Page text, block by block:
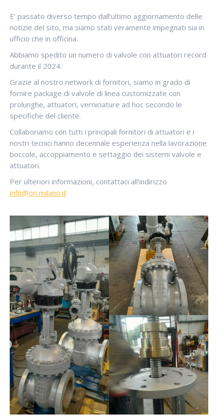
E’ passato diverso tempo dall’ultimo aggiornamento delle
notizie del sito, ma siamo stati veramente impegnati sia in
ufficio che in officina.
Abbiamo spedito un numero di valvole con attuatori record
durante il 2024.
Grazie al nostro network di fornitori, siamo in grado di
fornire package di valvole di linea customizzate con
prolunghe, attuatori, verniciature ad hoc secondo le
specifiche del cliente.
Collaboriamo con tutti i principali fornitori di attuatori e i
nostri tecnici hanno decennale esperienza nella lavorazione
boccole, accoppiamento e settaggio dei sistemi valvole e
attuatori.
Per ulteriori informazioni, contattaci all’indirizzo
info@ori.milano.it